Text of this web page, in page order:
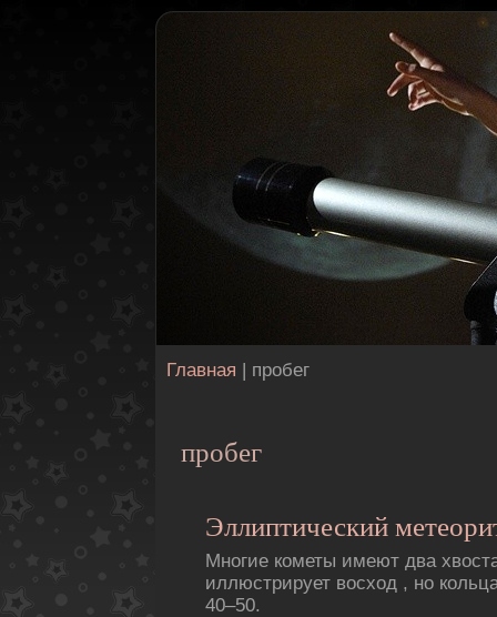
Главная | пробег
пробег
Эллиптический
Многие кометы имеют два
иллюстрирует восход , но
40–50.